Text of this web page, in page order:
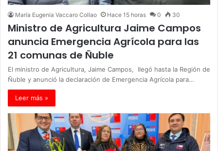
María Eugenia Vaccaro Collao Hace 15 horas 0 30
Ministro de Agricultura Jaime Campos
anuncia Emergencia Agrícola para las
21 comunas de Ñuble
El ministro de Agricultura, Jaime Campos, llegó hasta la Región de
Ñuble y anunció la declaración de Emergencia Agrícola para…
Leer más »